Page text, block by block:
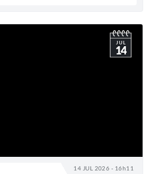
14 JUL 2026 - 16h11
JUL
14